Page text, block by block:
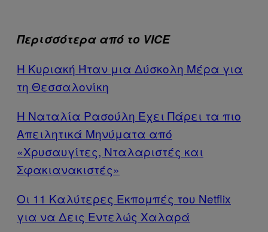
Περισσότερα από το VICE
Η Κυριακή Ήταν μια Δύσκολη Μέρα για
τη Θεσσαλονίκη
Η Ναταλία Ρασούλη Έχει Πάρει τα πιο
Απειλητικά Μηνύματα από
«Χρυσαυγίτες, Νταλαριστές και
Σφακιανακιστές»
Οι 11 Καλύτερες Εκπομπές του Netflix
για να Δεις Εντελώς Χαλαρά